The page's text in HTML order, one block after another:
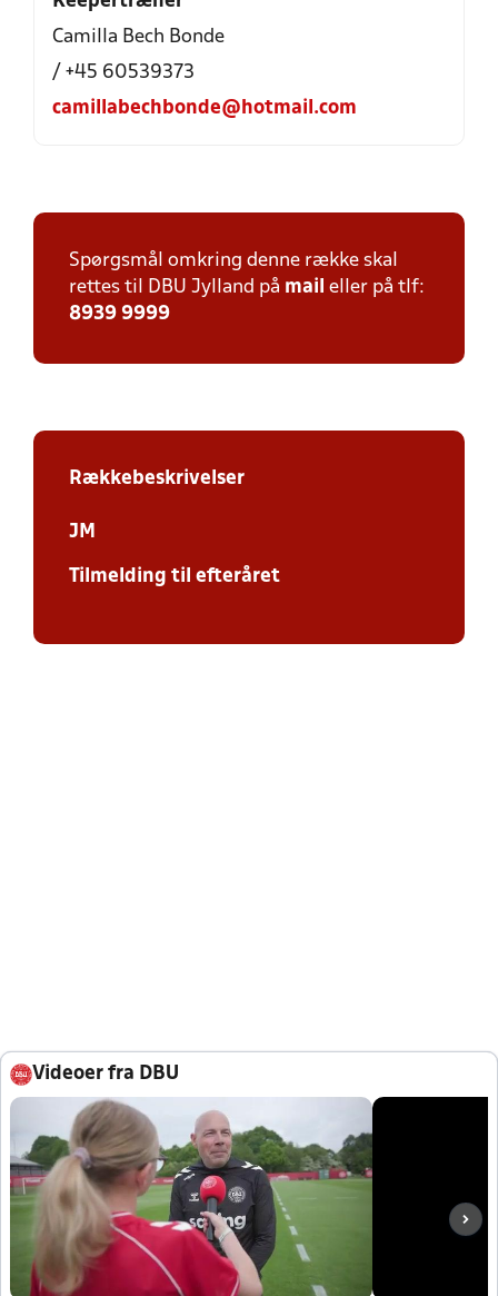
Camilla Bech Bonde
/ +45 60539373
camillabechbonde@hotmail.com
Spørgsmål omkring denne række skal
rettes til DBU Jylland på mail eller på tlf:
8939 9999
Rækkebeskrivelser
JM
Tilmelding til efteråret
Videoer fra DBU